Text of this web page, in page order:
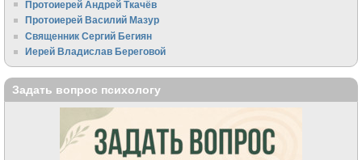
Протоиерей Андрей Ткачёв
Протоиерей Василий Мазур
Священник Сергий Бегиян
Иерей Владислав Береговой
Задать вопрос психологу